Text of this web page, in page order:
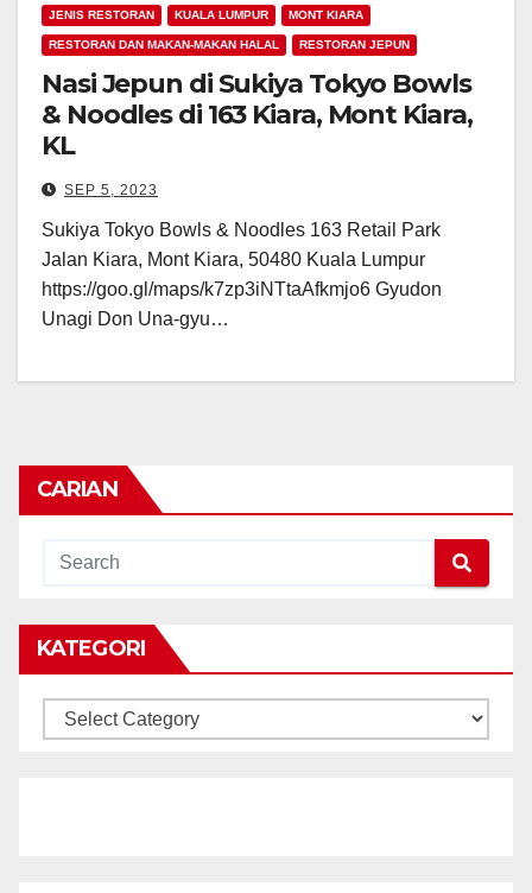
JENIS RESTORAN KUALA LUMPUR MONT KIARA
RESTORAN DAN MAKAN-MAKAN HALAL RESTORAN JEPUN
Nasi Jepun di Sukiya Tokyo Bowls
& Noodles di 163 Kiara, Mont Kiara,
KL
SEP 5, 2023
Sukiya Tokyo Bowls & Noodles 163 Retail Park
Jalan Kiara, Mont Kiara, 50480 Kuala Lumpur
https://goo.gl/maps/k7zp3iNTtaAfkmjo6 Gyudon
Unagi Don Una-gyu…
CARIAN
KATEGORI
KATEGORI